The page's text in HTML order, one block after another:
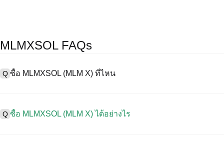
MLMXSOL FAQs
Q ซื้อ MLMXSOL (MLM X) ที่ไหน
งานง่าย สภาพคล่องสูง และเครื่องมือการซื้อขายที่หลากหลายเพื่อลด
ริปโทเคอร์เรนซีที่หลากหลาย รวมทั้ง MLMXSOL, และให้ค่าธรรมเนี
Q ซื้อ MLMXSOL (MLM X) ได้อย่างไร